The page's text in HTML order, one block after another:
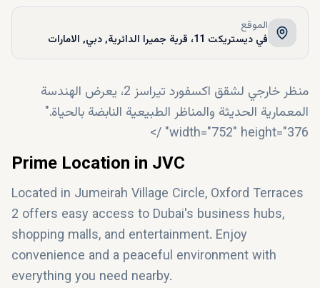
الموقع
في ديستريكت 11، قرية جميرا الدائرية, دبي, الامارات
منظر خارجي لشقق اكسفورد تيراسز 2، يعرض الهندسة
المعمارية الحديثة والمناظر الطبيعية النابضة بالحياة."
width="752" height="376" />
Prime Location in JVC
Located in Jumeirah Village Circle, Oxford Terraces
2 offers easy access to Dubai's business hubs,
shopping malls, and entertainment. Enjoy
convenience and a peaceful environment with
everything you need nearby.